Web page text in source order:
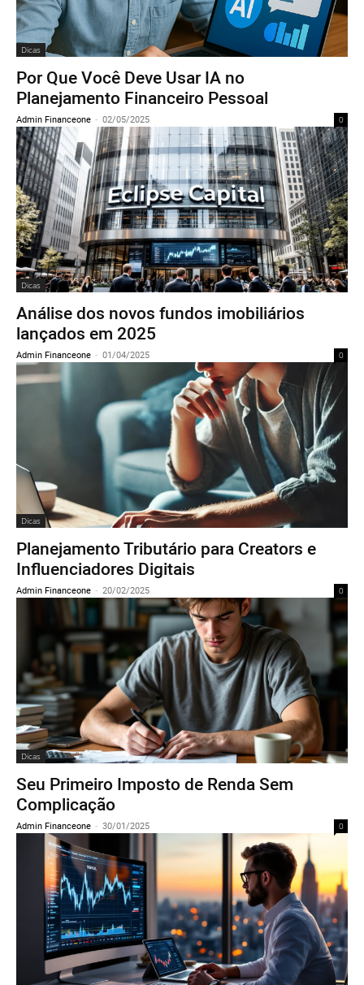
Dicas
Por Que Você Deve Usar IA no
Planejamento Financeiro Pessoal
Admin Financeone - 02/05/2025 0
Dicas
Análise dos novos fundos imobiliários
lançados em 2025
Admin Financeone - 01/04/2025 0
Dicas
Planejamento Tributário para Creators e
Influenciadores Digitais
Admin Financeone - 20/02/2025 0
Dicas
Seu Primeiro Imposto de Renda Sem
Complicação
Admin Financeone - 30/01/2025 0